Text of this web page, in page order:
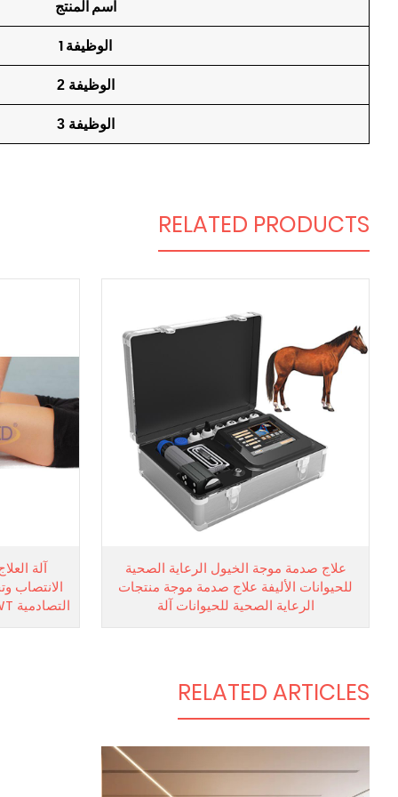
اسم المنتج
الوظيفة 1
الوظيفة 2
الوظيفة 3
RELATED PRODUCTS
علاج صدمة موجة الخيول الرعاية الصحية
للحيوانات الأليفة علاج صدمة موجة منتجات
الرعاية الصحية للحيوانات آلة
آلة
الانتصاب
التصادمية ESWT لعلاج الظهر والخصر والساق
RELATED ARTICLES